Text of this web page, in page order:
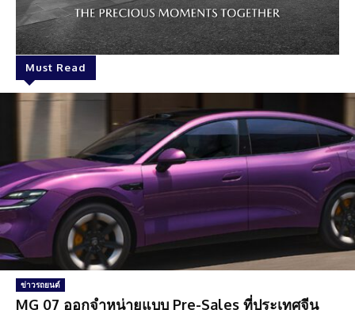
Must Read
ข่าวรถยนต์
MG 07 ออกจำหน่ายแบบ Pre-Sales ที่ประเทศจีน